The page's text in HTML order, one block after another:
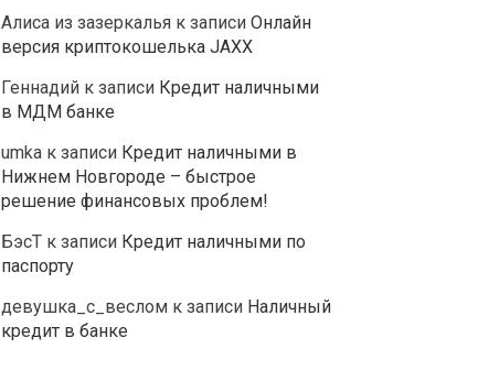
Алиса из зазеркалья к записи Онлайн
версия криптокошелька JAXX
Геннадий к записи Кредит наличными
в МДМ банке
umka к записи Кредит наличными в
Нижнем Новгороде – быстрое
решение финансовых проблем!
БэсТ к записи Кредит наличными по
паспорту
девушка_с_веслом к записи Наличный
кредит в банке